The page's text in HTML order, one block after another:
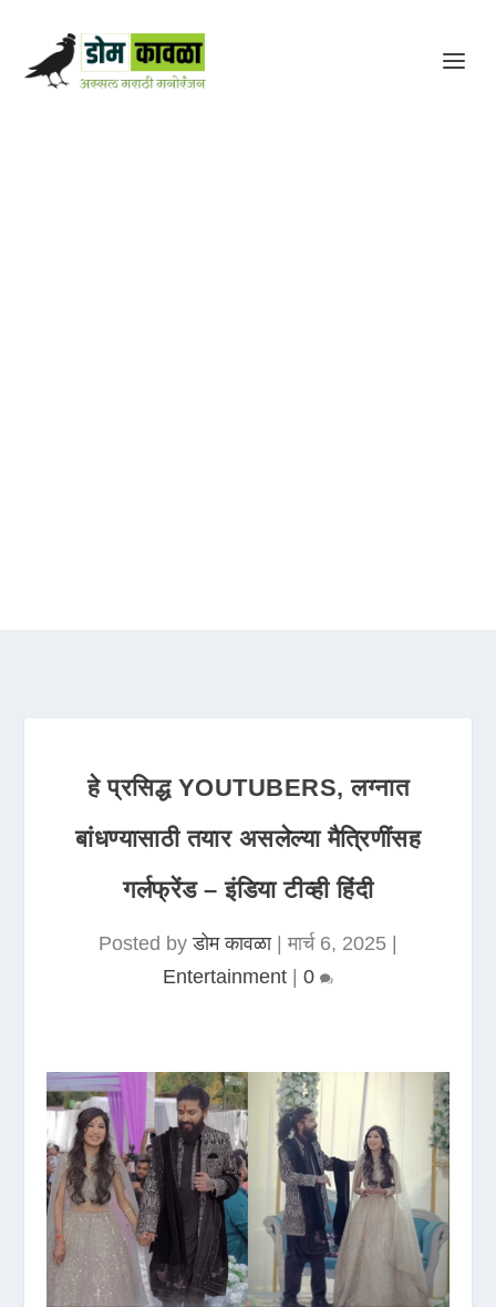
हे प्रसिद्ध YOUTUBERS, लग्नात
बांधण्यासाठी तयार असलेल्या मैत्रिणींसह
गर्लफ्रेंड – इंडिया टीव्ही हिंदी
Posted byडोम कावळा|मार्च 6, 2025
Entertainment
0